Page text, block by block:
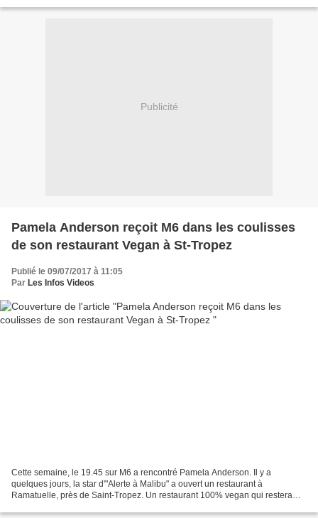
Publicité
Pamela Anderson reçoit M6 dans les coulisses
de son restaurant Vegan à St-Tropez
Publié le 09/07/2017 à 11:05
Par Les Infos Videos
Cette semaine, le 19.45 sur M6 a rencontré Pamela Anderson. Il y a
quelques jours, la star d'"Alerte à Malibu" a ouvert un restaurant à
Ramatuelle, près de Saint-Tropez. Un restaurant 100% vegan qui restera